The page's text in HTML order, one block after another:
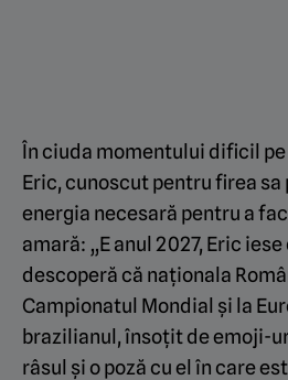
În ciuda momentului dificil
Eric, cunoscut pentru firea
energia necesară pentru a
amară: „E anul 2027, Eric
descoperă că naționala
Campionatul Mondial și la
brazilianul, însoțit de emoji-
râsul și o poză cu el în care